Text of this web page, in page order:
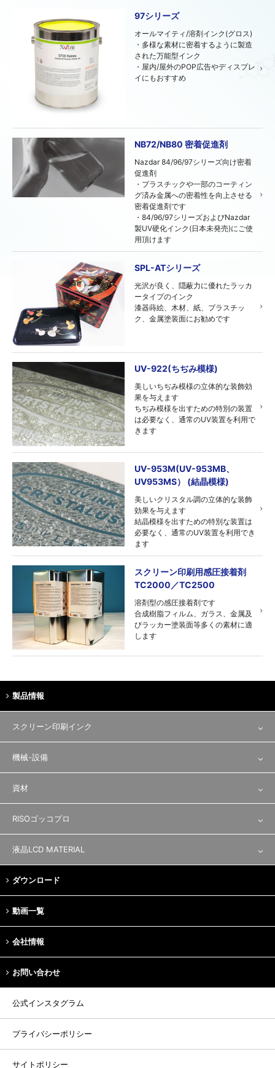
97シリーズ
オールマイティ/溶剤インク(グロス)
・多様な素材に密着するように製造
された万能型インク
・屋内/屋外のPOP広告やディスプレ
イにもおすすめ
NB72/NB80 密着促進剤
Nazdar 84/96/97シリーズ向け密着
促進剤
・プラスチックや一部のコーティン
グ済み金属への密着性を向上させる
密着促進剤です
・84/96/97シリーズおよびNazdar
製UV硬化インク(日本未発売)にご使
用頂けます
SPL-ATシリーズ
光沢が良く、隠蔽力に優れたラッカ
ータイプのインク
漆器蒔絵、木材、紙、プラスチッ
ク、金属塗装面にお勧めです
UV-922(ちぢみ模様)
美しいちぢみ模様の立体的な装飾効
果を与えます
ちぢみ模様を出すための特別の装置
は必要なく、通常のUV装置を利用で
きます
UV-953M(UV-953MB、
UV953MS） (結晶模様)
美しいクリスタル調の立体的な装飾
効果を与えます
結晶模様を出すための特別な装置は
必要なく、通常のUV装置を利用でき
ます
スクリーン印刷用感圧接着剤
TC2000／TC2500
溶剤型の感圧接着剤です
合成樹脂フィルム、ガラス、金属及
びラッカー塗装面等多くの素材に適
します
製品情報
スクリーン印刷インク
テキスタイル用途
一般印刷
レジストインキ
特殊用途
機械-設備
印刷機・乾燥機
撹拌機
製版機
資材
製版資材
RISOゴッコプロ
ゴッコプロ／資材
液晶LCD MATERIAL
ラビングクロス
裁断
ダウンロード
動画一覧
会社情報
お問い合わせ
公式インスタグラム
プライバシーポリシー
サイトポリシー